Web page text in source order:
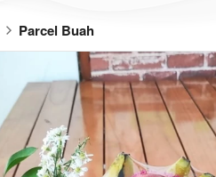
Parcel Buah